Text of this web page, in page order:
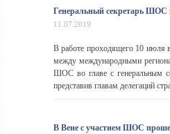
Генеральный секретарь
11.07.2019
В работе проходящего 10 июля
между международными
ШОС во главе с генеральным
представив главам делегаций
В Вене с участием ШОС